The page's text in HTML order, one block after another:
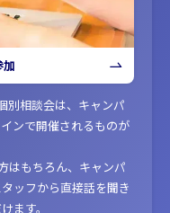
加
別相談会は、キャンパ
ンで開催されるものが
はもちろん、キャンパ
ッフから直接話を聞き
ます。